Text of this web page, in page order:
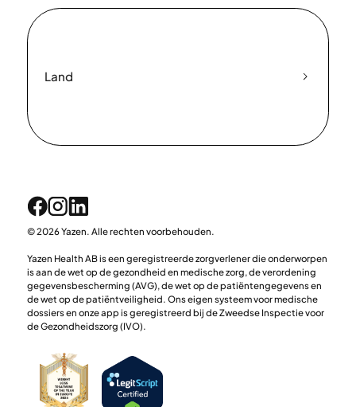
Land
© 2026 Yazen. Alle rechten voorbehouden.
Yazen Health AB is een geregistreerde zorgverlener die onderworpen
is aan de wet op de gezondheid en medische zorg, de verordening
gegevensbescherming (AVG), de wet op de patiëntengegevens en
de wet op de patiëntveiligheid. Ons eigen systeem voor medische
dossiers en onze app is geregistreerd bij de Zweedse Inspectie voor
de Gezondheidszorg (IVO).